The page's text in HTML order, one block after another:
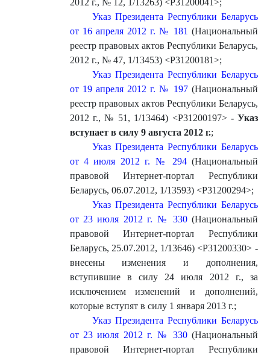
2012 г., № 12, 1/13263) <P31200041>;
Указ Президента Республики Беларусь
от 16 апреля 2012 г. № 181 (Национальный
реестр правовых актов Республики Беларусь,
2012 г., № 47, 1/13453) <P31200181>;
Указ Президента Республики Беларусь
от 19 апреля 2012 г. № 197(Национальный
реестр правовых актов Республики Беларусь,
2012 г., № 51, 1/13464) <P31200197> - Указ
вступает в силу 9 августа 2012 г.;
Указ Президента Республики Беларусь
от 4 июля 2012 г. № 294(Национальный
правовой Интернет-портал Республики
Беларусь, 06.07.2012, 1/13593) <P31200294>;
Указ Президента Республики Беларусь
от 23 июля 2012 г. № 330(Национальный
правовой Интернет-портал Республики
Беларусь, 25.07.2012, 1/13646) <P31200330> -
внесены изменения и дополнения,
вступившие в силу 24 июля 2012 г., за
исключением изменений и дополнений,
которые вступят в силу 1 января 2013 г.;
Указ Президента Республики Беларусь
от 23 июля 2012 г. № 330(Национальный
правовой Интернет-портал Республики